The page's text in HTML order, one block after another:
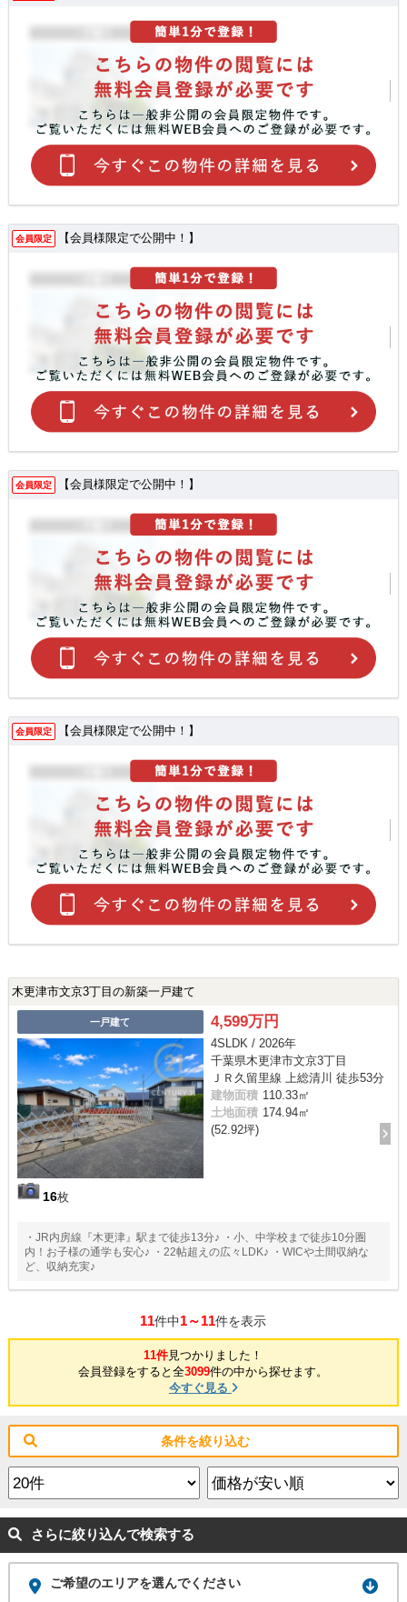
会員限定 【会員様限定で公開中！】
会員限定 【会員様限定で公開中！】
会員限定 【会員様限定で公開中！】
木更津市文京3丁目の新築一戸建て
一戸建て
16枚
4,599万円
4SLDK / 2026年
千葉県木更津市文京3丁目
ＪＲ久留里線 上総清川 徒歩53分
建物面積 110.33㎡
土地面積 174.94㎡
(52.92坪)
・JR内房線『木更津』駅まで徒歩13分♪ ・小、中学校まで徒歩10分圏
内！お子様の通学も安心♪ ・22帖超えの広々LDK♪ ・WICや土間収納な
ど、収納充実♪
11件中1～11件を表示
11件見つかりました！
会員登録をすると全3099件の中から探せます。
今すぐ見る
条件を絞り込む
さらに絞り込んで検索する
ご希望のエリアを選んでください